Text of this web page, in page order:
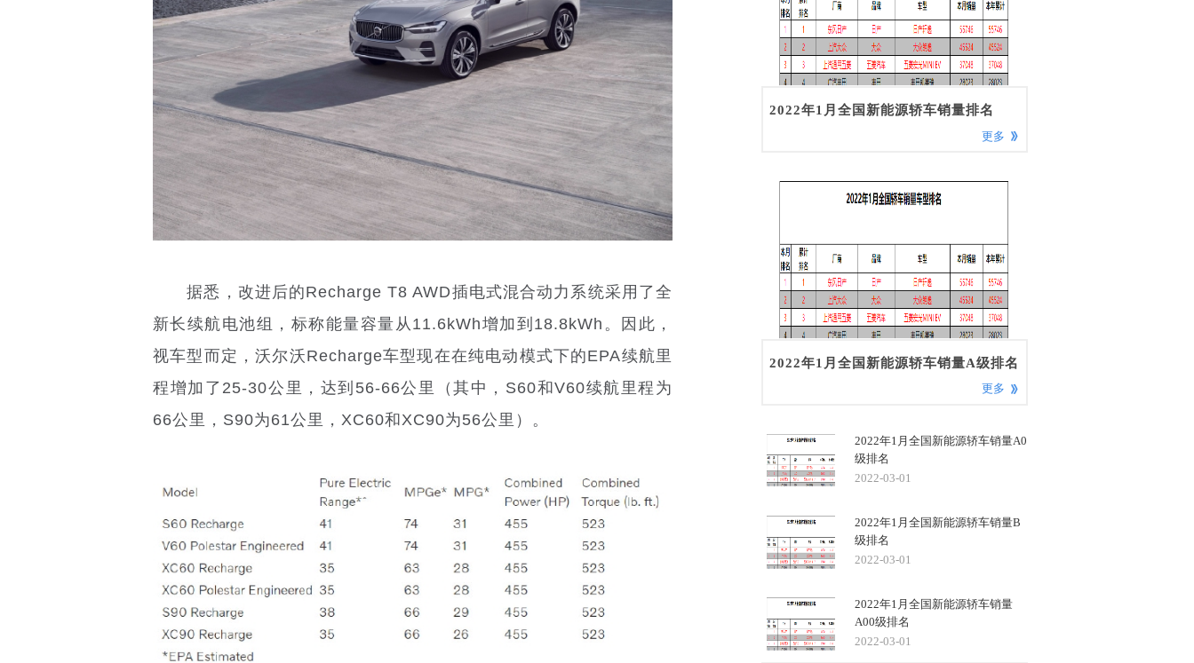
据悉，改进后的Recharge T8 AWD插电式混合动力系统采用了全
新长续航电池组，标称能量容量从11.6kWh增加到18.8kWh。因此，
视车型而定，沃尔沃Recharge车型现在在纯电动模式下的EPA续航里
程增加了25-30公里，达到56-66公里（其中，S60和V60续航里程为
66公里，S90为61公里，XC60和XC90为56公里）。
2022年1月全国新能源轿车销量排名
更多
2022年1月全国新能源轿车销量A级排名
更多
2022年1月全国新能源轿车销量A0
级排名
2022-03-01
2022年1月全国新能源轿车销量B
级排名
2022-03-01
2022年1月全国新能源轿车销量
A00级排名
2022-03-01